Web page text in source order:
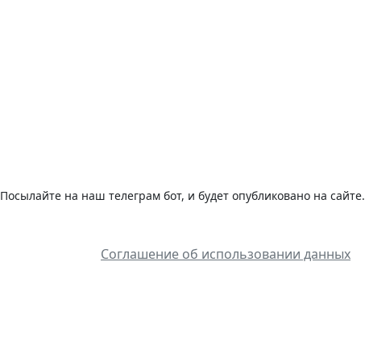
на наш телеграм бот, и будет опубликовано на сайте.
Соглашение об использовании данных